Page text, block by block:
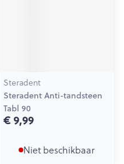
Steradent
Steradent Anti-tandsteen
Tabl 90
€ 9,99
Niet beschikbaar